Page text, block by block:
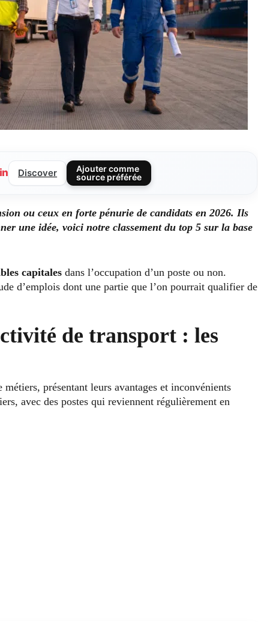
Discover
Ajouter comme
source préférée
ou ceux en forte pénurie de candidats en 2026. Ils
une idée, voici notre classement du top 5 sur la base
capitales dans l’occupation d’un poste ou non.
d’emplois dont une partie que l’on pourrait qualifier de
de transport : les
présentant leurs avantages et inconvénients
avec des postes qui reviennent régulièrement en